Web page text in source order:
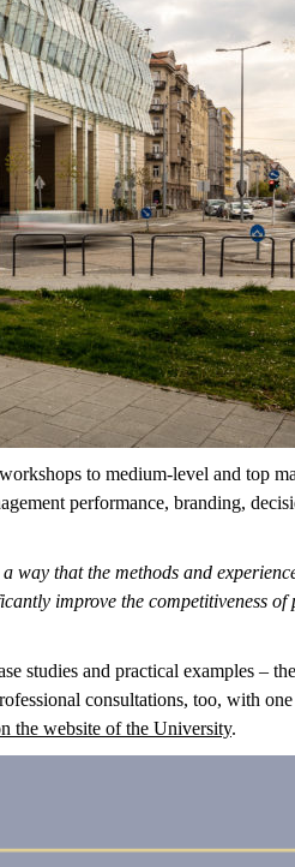
to medium-level and top
performance, branding,
that the methods and
improve the competitiveness
studies and practical examples –
consultations, too, with
the website of the University.